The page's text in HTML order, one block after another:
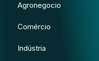
Agronegocio
Comércio
Indústria